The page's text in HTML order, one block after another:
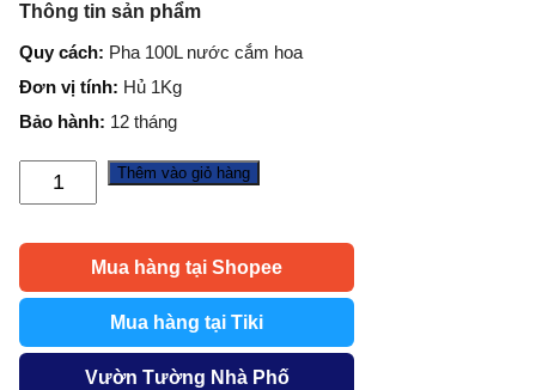
Thông tin sản phẩm
Quy cách: Pha 100L nước cắm hoa
Đơn vị tính: Hủ 1Kg
Bảo hành: 12 tháng
Giữ
Hoa
Xốp
LongLife
Thêm vào giỏ hàng
Mua hàng tại Shopee
Mua hàng tại Tiki
Vườn Tường Nhà Phố